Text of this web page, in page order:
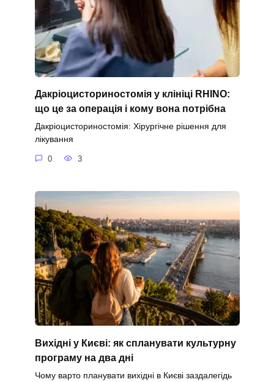
Дакріоцисториностомія у клініці RHINO:
що це за операція і кому вона потрібна
Дакріоцисториностомія: Хірургічне рішення для
лікування
0 3
Вихідні у Києві: як спланувати культурну
програму на два дні
Чому варто планувати вихідні в Києві заздалегідь